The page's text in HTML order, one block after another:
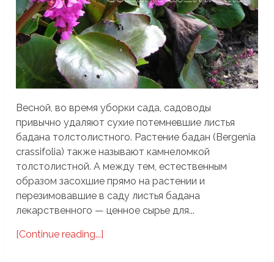
Весной, во время уборки сада, садоводы
привычно удаляют сухие потемневшие листья
бадана толстолистного. Растение бадан (Bergenia
crassifolia) также называют камнеломкой
толстолистной. А между тем, естественным
образом засохшие прямо на растении и
перезимовавшие в саду листья бадана
лекарственного — ценное сырье для...
[Continue reading...]